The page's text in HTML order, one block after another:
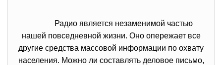
Радио является незаменимой частью
нашей повседневной жизни. Оно опережает все
другие средства массовой информации по охвату
населения. Можно ли составлять деловое письмо,